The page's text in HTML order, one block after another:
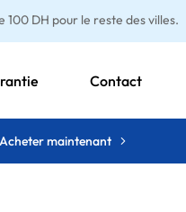
DH pour le reste des villes.
Contact
Acheter maintenant